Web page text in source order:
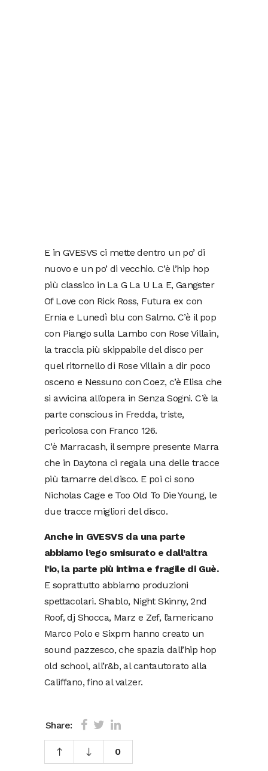
E in GVESVS ci mette dentro un po’ di
nuovo e un po’ di vecchio. C’è l’hip hop
più classico in La G La U La E, Gangster
Of Love con Rick Ross, Futura ex con
Ernia e Lunedì blu con Salmo. C’è il pop
con Piango sulla Lambo con Rose Villain,
la traccia più skippabile del disco per
quel ritornello di Rose Villain a dir poco
osceno e Nessuno con Coez, c’è Elisa che
si avvicina all’opera in Senza Sogni. C’è la
parte conscious in Fredda, triste,
pericolosa con Franco 126.
C’è Marracash, il sempre presente Marra
che in Daytona ci regala una delle tracce
più tamarre del disco. E poi ci sono
Nicholas Cage e Too Old To Die Young, le
due tracce migliori del disco.
Anche in GVESVS da una parte
abbiamo l’ego smisurato e dall’altra
l’io, la parte più intima e fragile di Guè.
E soprattutto abbiamo produzioni
spettacolari. Shablo, Night Skinny, 2nd
Roof, dj Shocca, Marz e Zef, l’americano
Marco Polo e Sixpm hanno creato un
sound pazzesco, che spazia dall’hip hop
old school, all’r&b, al cantautorato alla
Califfano, fino al valzer.
Share:
0